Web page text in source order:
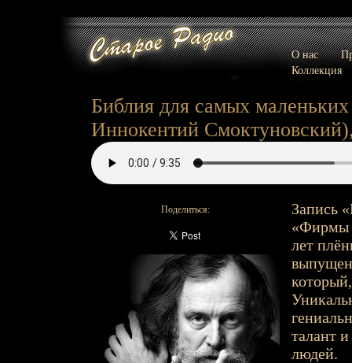
О нас
Коллекция
Библия для самых
Иннокентий
Поделиться:
Запись
«Фирмы
лет
талант
людей.